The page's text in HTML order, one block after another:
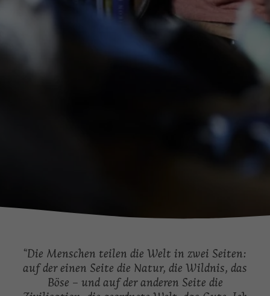
“Die Menschen teilen die Welt in zwei Seiten:
auf der einen Seite die Natur, die Wildnis, das
Böse – und auf der anderen Seite die